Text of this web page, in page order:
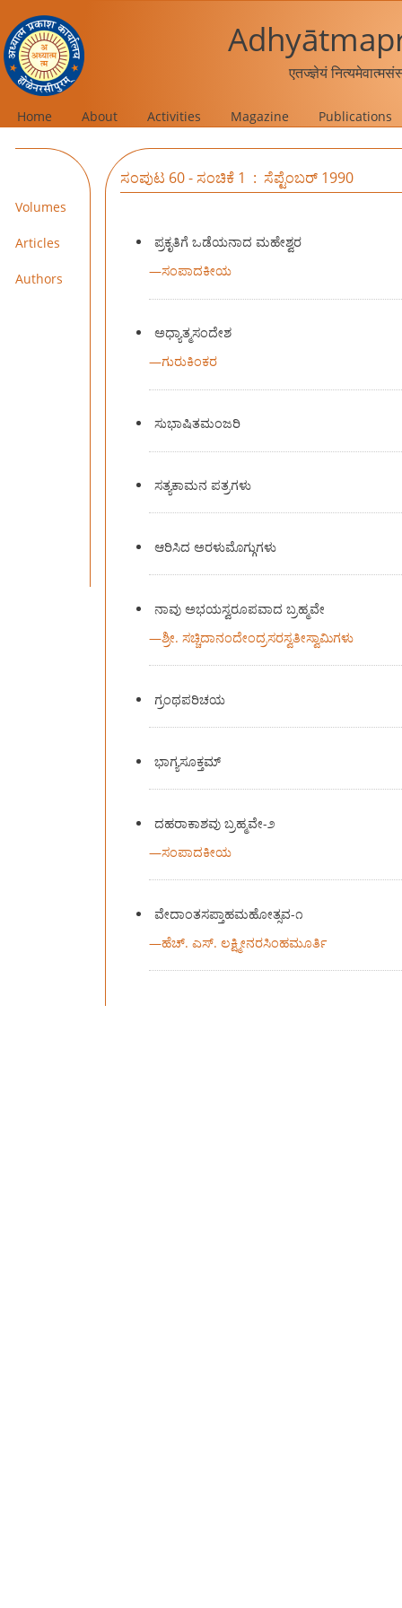
एतज्ज्ञेयं
Home About Activities Magazine Publications
Volumes
Articles
Authors
ಸಂಪುಟ 60 - ಸಂಚಿಕೆ 1 : ಸೆಪ್ಟೆಂಬರ್ 1990
ಪ್ರಕೃತಿಗೆ ಒಡೆಯನಾದ ಮಹೇಶ್ವರ
—ಸಂಪಾದಕೀಯ
ಅಧ್ಯಾತ್ಮಸಂದೇಶ
—ಗುರುಕಿಂಕರ
ಸುಭಾಷಿತಮಂಜರಿ
ಸತ್ಯಕಾಮನ ಪತ್ರಗಳು
ಆರಿಸಿದ ಅರಳುಮೊಗ್ಗುಗಳು
ನಾವು ಅಭಯಸ್ವರೂಪವಾದ ಬ್ರಹ್ಮವೇ
—ಶ್ರೀ. ಸಚ್ಚಿದಾನಂದೇಂದ್ರಸರಸ್ವತೀಸ್ವಾಮಿಗಳು
ಗ್ರಂಥಪರಿಚಯ
ಭಾಗ್ಯಸೂಕ್ತಮ್
ದಹರಾಕಾಶವು ಬ್ರಹ್ಮವೇ-೨
—ಸಂಪಾದಕೀಯ
ವೇದಾಂತಸಪ್ತಾಹಮಹೋತ್ಸವ-೧
—ಹೆಚ್. ಎಸ್. ಲಕ್ಷ್ಮೀನರಸಿಂಹಮೂರ್ತಿ